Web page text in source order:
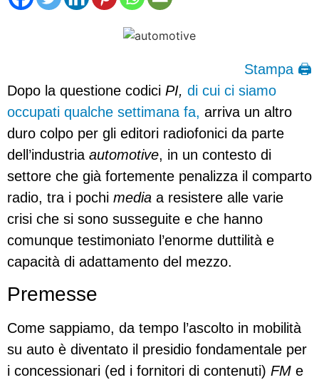
Stampa 🖨
Dopo la questione codici PI, di cui ci siamo
occupati qualche settimana fa, arriva un altro
duro colpo per gli editori radiofonici da parte
dell’industria automotive, in un contesto di
settore che già fortemente penalizza il comparto
radio, tra i pochi media a resistere alle varie
crisi che si sono susseguite e che hanno
comunque testimoniato l’enorme duttilità e
capacità di adattamento del mezzo.
Premesse
Come sappiamo, da tempo l’ascolto in mobilità
su auto è diventato il presidio fondamentale per
i concessionari (ed i fornitori di contenuti) FM e